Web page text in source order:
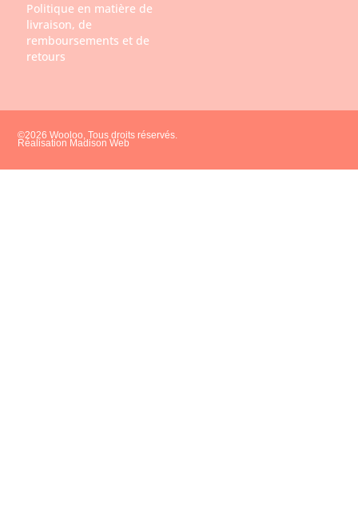
Politique en matière de
livraison, de
remboursements et de
retours
©2026 Wooloo, Tous droits réservés.
Réalisation Madison Web